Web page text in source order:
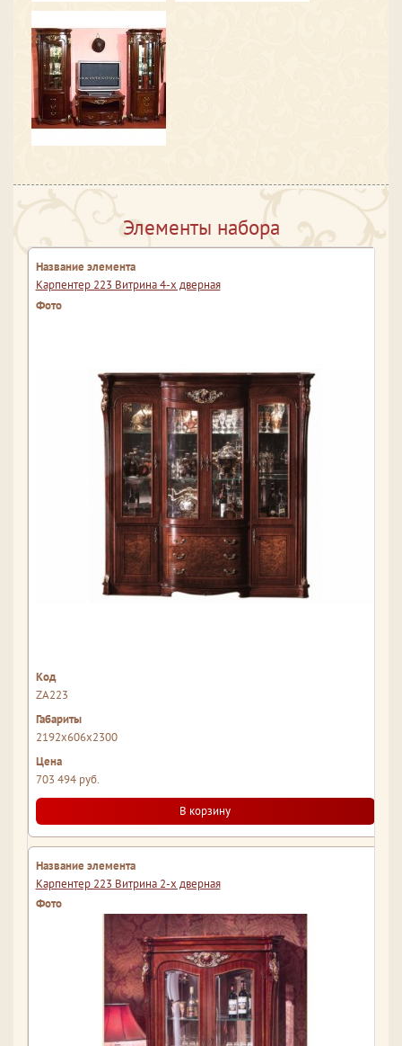
Элементы набора
Карпентер 223 Витрина 4-х дверная
ZA223
2192x606x2300
703 494 руб.
В корзину
Карпентер 223 Витрина 2-х дверная